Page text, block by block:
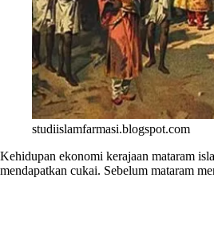
studiislamfarmasi.blogspot.com
Kehidupan ekonomi kerajaan mataram
mendapatkan cukai. Sebelum mataram